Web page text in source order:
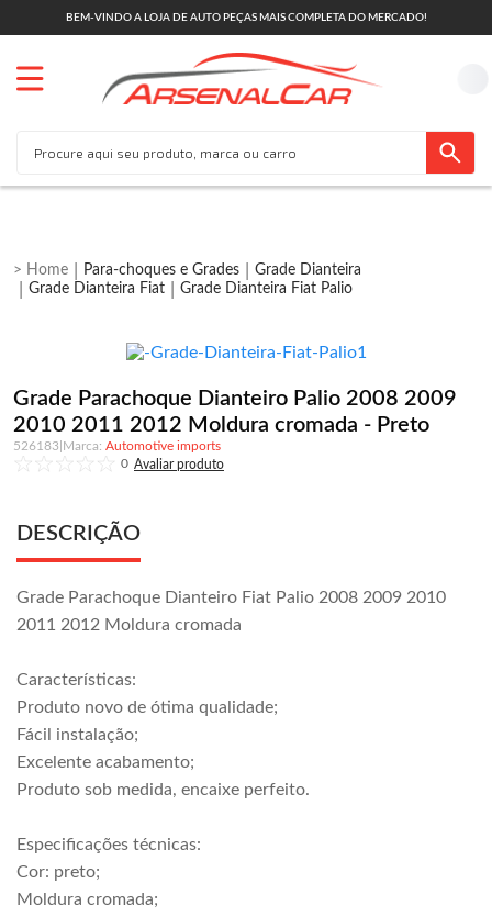
BEM-VINDO A LOJA DE AUTO PEÇAS MAIS COMPLETA DO MERCADO!
Para-choques e Grades
Grade Dianteira
Grade Dianteira Fiat
Grade Dianteira Fiat Palio
Grade Parachoque Dianteiro Palio 2008 2009
2010 2011 2012 Moldura cromada - Preto
526183
Automotive imports
0
DESCRIÇÃO
Grade Parachoque Dianteiro Fiat Palio 2008 2009 2010
2011 2012 Moldura cromada
Características:
Produto novo de ótima qualidade;
Fácil instalação;
Excelente acabamento;
Produto sob medida, encaixe perfeito.
Especificações técnicas:
Cor: preto;
Moldura cromada;